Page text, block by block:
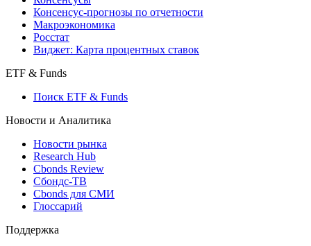
Консенсус-прогнозы по отчетности
Макроэкономика
Росстат
Виджет: Карта процентных ставок
ETF & Funds
Поиск ETF & Funds
Новости и Аналитика
Новости рынка
Research Hub
Cbonds Review
Сбондс-ТВ
Cbonds для СМИ
Глоссарий
Поддержка